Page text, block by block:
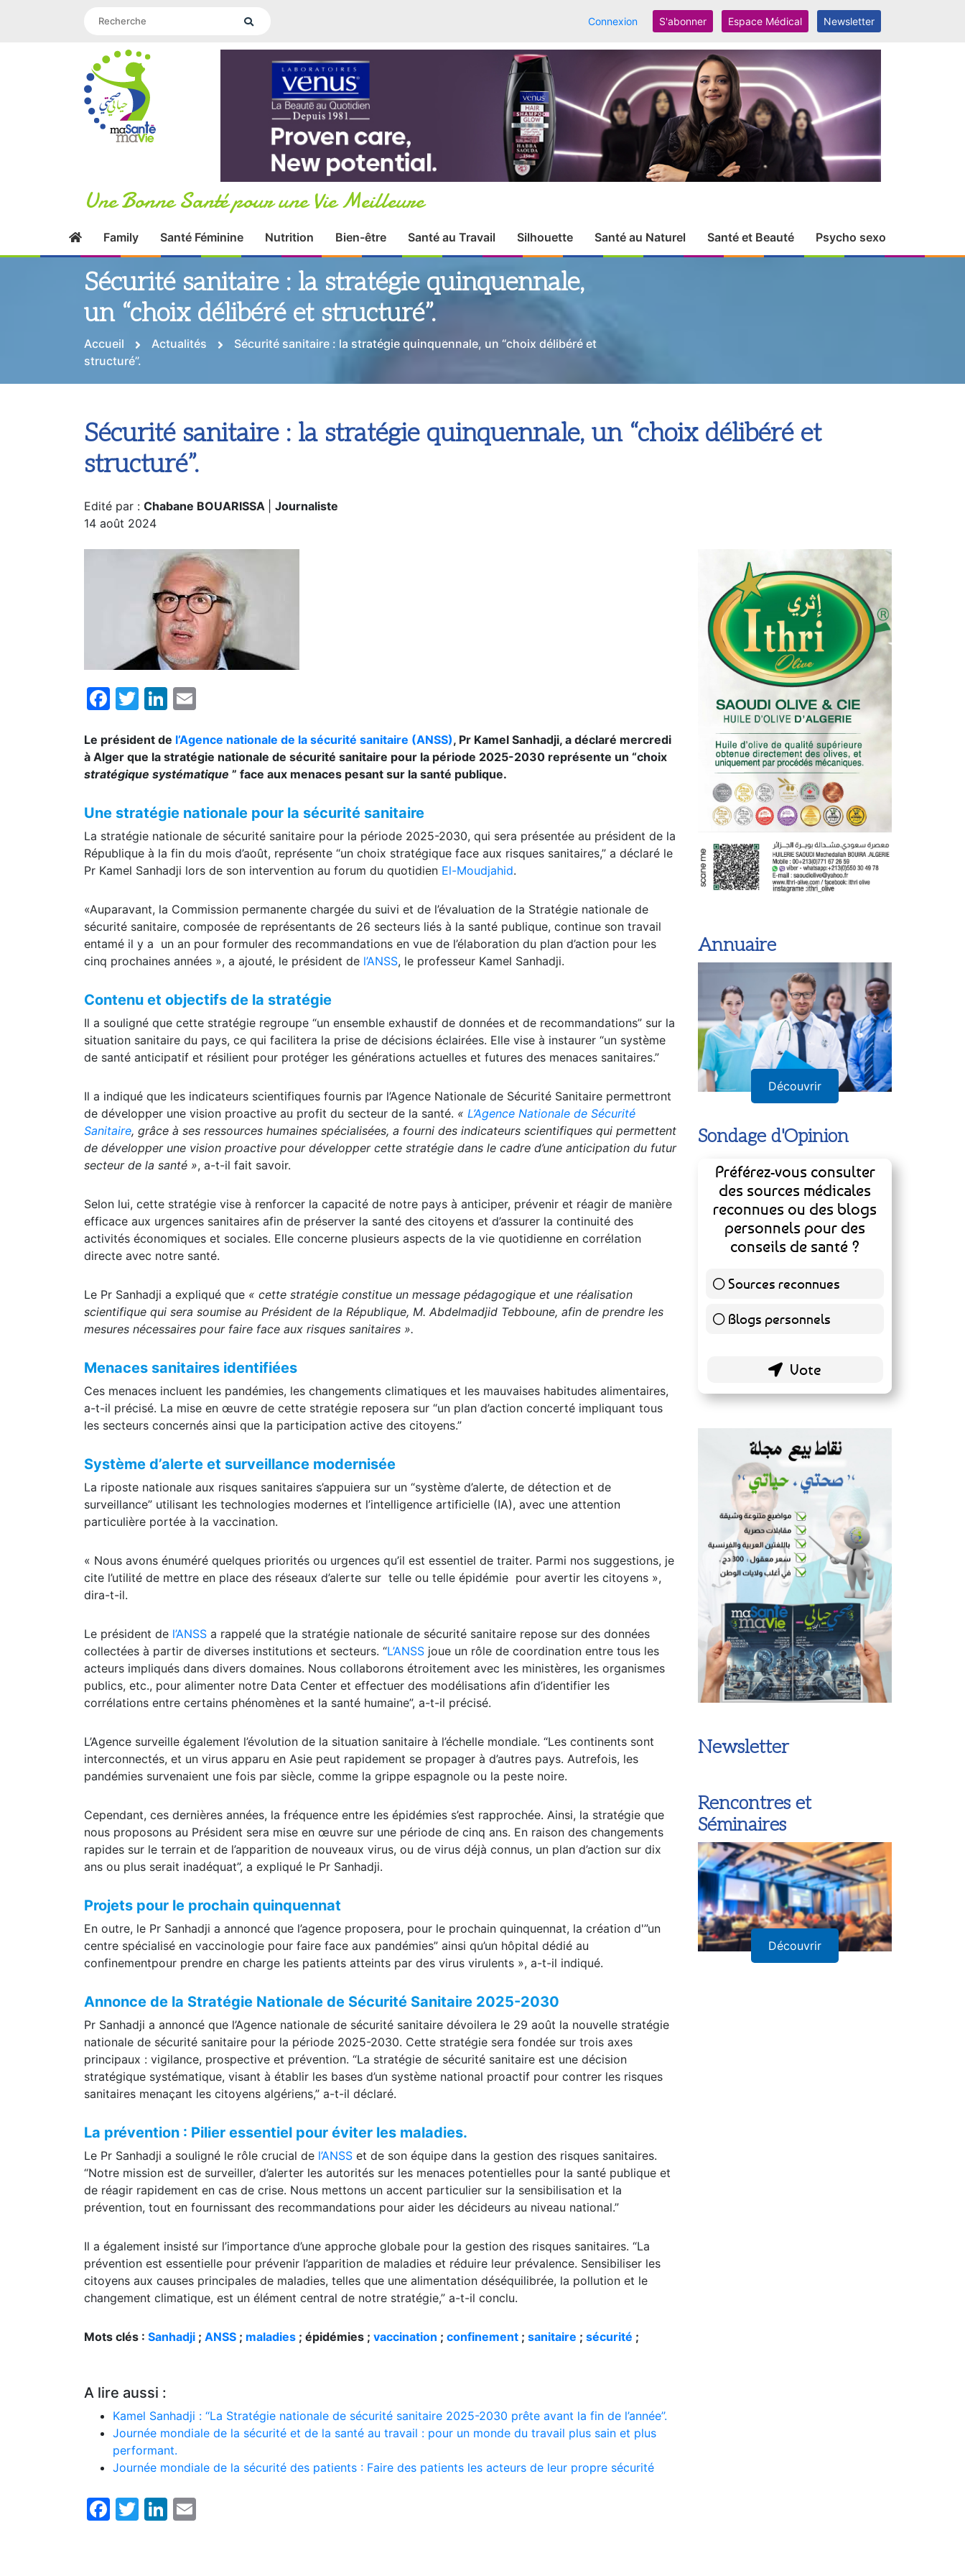
Connexion S'abonner Espace Médical Newsletter
Une Bonne Santé pour une Vie Meilleure
Family Santé Féminine Nutrition Bien-être Santé au Travail Silhouette Santé au Naturel Santé et Beauté Psycho sexo
Sécurité sanitaire : la stratégie quinquennale,
un “choix délibéré et structuré”.
Accueil Actualités
Sécurité sanitaire : la stratégie quinquennale, un “choix délibéré et
structuré”.
Sécurité sanitaire : la stratégie quinquennale, un “choix délibéré et
structuré”.
Edité par : Chabane BOUARISSA
Journaliste
14 août 2024
Facebook
TwitterLinkedIn
Le président de l’Agence nationale de la sécurité sanitaire (ANSS), Pr Kamel Sanhadji, a déclaré mercredi
à Alger que la stratégie nationale de sécurité sanitaire pour la période 2025-2030 représente un “choix
stratégique systématique ” face aux menaces pesant sur la santé publique.
Une stratégie nationale pour la sécurité sanitaire
La stratégie nationale de sécurité sanitaire pour la période 2025-2030, qui sera présentée au président de la
République à la fin du mois d’août, représente “un choix stratégique face aux risques sanitaires,” a déclaré le
Pr Kamel Sanhadji lors de son intervention au forum du quotidien El-Moudjahid.
«Auparavant, la Commission permanente chargée du suivi et de l’évaluation de la Stratégie nationale de
sécurité sanitaire, composée de représentants de 26 secteurs liés à la santé publique, continue son travail
entamé il y a un an pour formuler des recommandations en vue de l’élaboration du plan d’action pour les
cinq prochaines années », a ajouté, le président de l’ANSS, le professeur Kamel Sanhadji.
Contenu et objectifs de la stratégie
Il a souligné que cette stratégie regroupe “un ensemble exhaustif de données et de recommandations” sur la
situation sanitaire du pays, ce qui facilitera la prise de décisions éclairées. Elle vise à instaurer “un système
de santé anticipatif et résilient pour protéger les générations actuelles et futures des menaces sanitaires.”
Il a indiqué que les indicateurs scientifiques fournis par l’Agence Nationale de Sécurité Sanitaire permettront
de développer une vision proactive au profit du secteur de la santé. « L’Agence Nationale de Sécurité
Sanitaire, grâce à ses ressources humaines spécialisées, a fourni des indicateurs scientifiques qui permettent
de développer une vision proactive pour développer cette stratégie dans le cadre d’une anticipation du futur
secteur de la santé », a-t-il fait savoir.
Selon lui, cette stratégie vise à renforcer la capacité de notre pays à anticiper, prévenir et réagir de manière
efficace aux urgences sanitaires afin de préserver la santé des citoyens et d’assurer la continuité des
activités économiques et sociales. Elle concerne plusieurs aspects de la vie quotidienne en corrélation
directe avec notre santé.
Le Pr Sanhadji a expliqué que « cette stratégie constitue un message pédagogique et une réalisation
scientifique qui sera soumise au Président de la République, M. Abdelmadjid Tebboune, afin de prendre les
mesures nécessaires pour faire face aux risques sanitaires ».
Menaces sanitaires identifiées
Ces menaces incluent les pandémies, les changements climatiques et les mauvaises habitudes alimentaires,
a-t-il précisé. La mise en œuvre de cette stratégie reposera sur “un plan d’action concerté impliquant tous
les secteurs concernés ainsi que la participation active des citoyens.”
Système d’alerte et surveillance modernisée
La riposte nationale aux risques sanitaires s’appuiera sur un “système d’alerte, de détection et de
surveillance” utilisant les technologies modernes et l’intelligence artificielle (IA), avec une attention
particulière portée à la vaccination.
« Nous avons énuméré quelques priorités ou urgences qu’il est essentiel de traiter. Parmi nos suggestions, je
cite l’utilité de mettre en place des réseaux d’alerte sur telle ou telle épidémie pour avertir les citoyens »,
dira-t-il.
Le président de l’ANSS a rappelé que la stratégie nationale de sécurité sanitaire repose sur des données
collectées à partir de diverses institutions et secteurs. “L’ANSS joue un rôle de coordination entre tous les
acteurs impliqués dans divers domaines. Nous collaborons étroitement avec les ministères, les organismes
publics, etc., pour alimenter notre Data Center et effectuer des modélisations afin d’identifier les
corrélations entre certains phénomènes et la santé humaine”, a-t-il précisé.
L’Agence surveille également l’évolution de la situation sanitaire à l’échelle mondiale. “Les continents sont
interconnectés, et un virus apparu en Asie peut rapidement se propager à d’autres pays. Autrefois, les
pandémies survenaient une fois par siècle, comme la grippe espagnole ou la peste noire.
Cependant, ces dernières années, la fréquence entre les épidémies s’est rapprochée. Ainsi, la stratégie que
nous proposons au Président sera mise en œuvre sur une période de cinq ans. En raison des changements
rapides sur le terrain et de l’apparition de nouveaux virus, ou de virus déjà connus, un plan d’action sur dix
ans ou plus serait inadéquat”, a expliqué le Pr Sanhadji.
Projets pour le prochain quinquennat
En outre, le Pr Sanhadji a annoncé que l’agence proposera, pour le prochain quinquennat, la création d'”un
centre spécialisé en vaccinologie pour faire face aux pandémies” ainsi qu’un hôpital dédié au
confinementpour prendre en charge les patients atteints par des virus virulents », a-t-il indiqué.
Annonce de la Stratégie Nationale de Sécurité Sanitaire 2025-2030
Pr Sanhadji a annoncé que l’Agence nationale de sécurité sanitaire dévoilera le 29 août la nouvelle stratégie
nationale de sécurité sanitaire pour la période 2025-2030. Cette stratégie sera fondée sur trois axes
principaux : vigilance, prospective et prévention. “La stratégie de sécurité sanitaire est une décision
stratégique systématique, visant à établir les bases d’un système national proactif pour contrer les risques
sanitaires menaçant les citoyens algériens,” a-t-il déclaré.
La prévention : Pilier essentiel pour éviter les maladies.
Le Pr Sanhadji a souligné le rôle crucial de l’ANSS et de son équipe dans la gestion des risques sanitaires.
“Notre mission est de surveiller, d’alerter les autorités sur les menaces potentielles pour la santé publique et
de réagir rapidement en cas de crise. Nous mettons un accent particulier sur la sensibilisation et la
prévention, tout en fournissant des recommandations pour aider les décideurs au niveau national.”
Il a également insisté sur l’importance d’une approche globale pour la gestion des risques sanitaires. “La
prévention est essentielle pour prévenir l’apparition de maladies et réduire leur prévalence. Sensibiliser les
citoyens aux causes principales de maladies, telles que une alimentation déséquilibrée, la pollution et le
changement climatique, est un élément central de notre stratégie,” a-t-il conclu.
Mots clés : Sanhadji ; ANSS ; maladies ; épidémies ; vaccination ; confinement ; sanitaire ; sécurité ;
A lire aussi :
Kamel Sanhadji : ‘‘La Stratégie nationale de sécurité sanitaire 2025-2030 prête avant la fin de l’année’’.
Journée mondiale de la sécurité et de la santé au travail : pour un monde du travail plus sain et plus
performant.
Journée mondiale de la sécurité des patients : Faire des patients les acteurs de leur propre sécurité
Facebook
TwitterLinkedIn
Annuaire
Découvrir
Sondage d'Opinion
Préférez-vous consulter
des sources médicales
reconnues ou des blogs
personnels pour des
conseils de santé ?
Sources reconnues
140 ( 73.3 % )
Blogs personnels51 ( 26.7 % )
Newsletter
Rencontres et
Séminaires
Découvrir